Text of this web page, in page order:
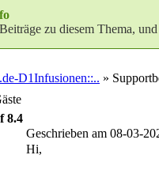
zu diesem Thema,
D1Infusionen::.. »
8.4
Geschrieben am 08-03-
Hi,